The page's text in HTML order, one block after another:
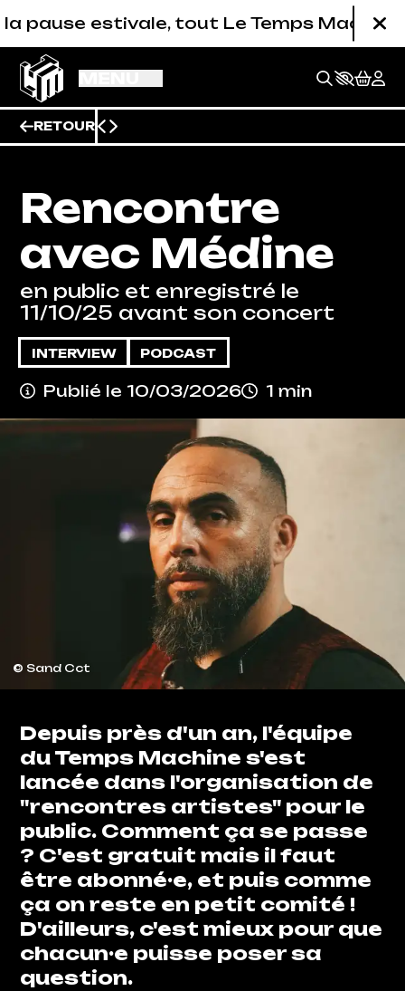
estivale, tout Le Temps Machine
RETOUR
Rencontre
avec Médine
en public et enregistré le
11/10/25 avant son concert
INTERVIEW PODCAST
Publié le 10/03/2026 1 min
© Sand Cct
Depuis près d'un an, l'équipe
du Temps Machine s'est
lancée dans l'organisation de
"rencontres artistes" pour le
public. Comment ça se passe
? C'est gratuit mais il faut
être abonné·e, et puis comme
ça on reste en petit comité !
D'ailleurs, c'est mieux pour que
chacun·e puisse poser sa
question.
BILLETTERIE